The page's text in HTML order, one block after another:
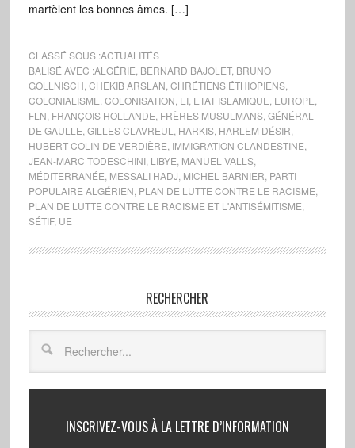
martèlent les bonnes âmes. […]
CLASSÉ SOUS :ACTUALITÉS
BALISÉ AVEC :ALGÉRIE BERNARD BAJOLET, BRUNO
GOLLNISCH CHEKIB ARSLAN CHRÉTIENS ÉTHIOPIENS,
COLONIALISME COLONISATION EI, ETAT ISLAMIQUE EUROPE
FLN FRANÇOIS HOLLANDE FRÈRES MUSULMANS, GÉNÉRAL
DE GAULLE GILLES CLAVREUL HARKIS, HARLEM DÉSIR
HUBERT COLIN DE VERDIÈRE IMMIGRATION CLANDESTINE
JEAN-MARC TODESCHINI, LIBYE MANUEL VALLS,
MÉDITERRANÉE MESSALI HADJ MICHEL BARNIER PARTI
POPULAIRE ALGÉRIEN PLAN DE LUTTE CONTRE LE RACISME
PLAN DE LUTTE CONTRE LE RACISME ET L'ANTISÉMITISME
SÉTIF, UE
RECHERCHER
INSCRIVEZ-VOUS À LA LETTRE D’INFORMATION